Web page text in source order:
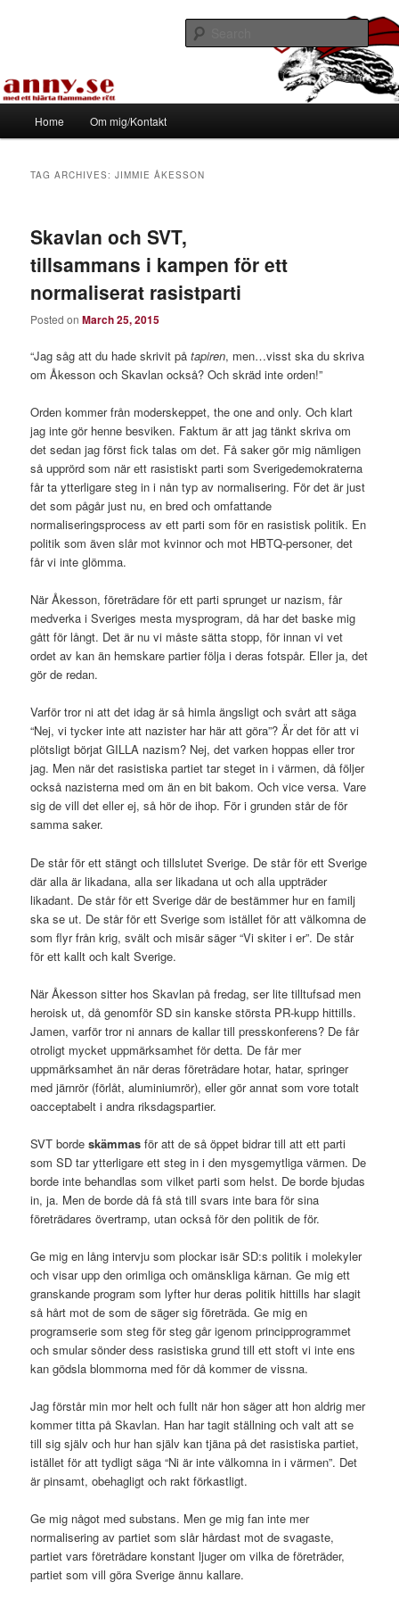
Tapirhen
Home Om mig/Kontakt
TAG ARCHIVES:JIMMIE ÅKESSON
Skavlan och SVT,
tillsammans i kampen för ett
normaliserat rasistparti
Posted onMarch 25, 2015
“Jag såg att du hade skrivit påtapiren, men…visst ska du skriva
om Åkesson och Skavlan också? Och skräd inte orden!”
Orden kommer från moderskeppet, the one and only. Och klart
jag inte gör henne besviken. Faktum är att jag tänkt skriva om
det sedan jag först fick talas om det. Få saker gör mig nämligen
så upprörd som när ett rasistiskt parti som Sverigedemokraterna
får ta ytterligare steg in i nån typ av normalisering. För det är just
det som pågår just nu, en bred och omfattande
normaliseringsprocess av ett parti som för en rasistisk politik. En
politik som även slår mot kvinnor och mot HBTQ-personer, det
får vi inte glömma.
När Åkesson, företrädare för ett parti sprunget ur nazism, får
medverka i Sveriges mesta mysprogram, då har det baske mig
gått för långt. Det är nu vi måste sätta stopp, för innan vi vet
ordet av kan än hemskare partier följa i deras fotspår. Eller ja, det
gör de redan.
Varför tror ni att det idag är så himla ängsligt och svårt att säga
“Nej, vi tycker inte att nazister har här att göra”? Är det för att vi
plötsligt börjat GILLA nazism? Nej, det varken hoppas eller tror
jag. Men när det rasistiska partiet tar steget in i värmen, då följer
också nazisterna med om än en bit bakom. Och vice versa. Vare
sig de vill det eller ej, så hör de ihop. För i grunden står de för
samma saker.
De står för ett stängt och tillslutet Sverige. De står för ett Sverige
där alla är likadana, alla ser likadana ut och alla uppträder
likadant. De står för ett Sverige där de bestämmer hur en familj
ska se ut. De står för ett Sverige som istället för att välkomna de
som flyr från krig, svält och misär säger “Vi skiter i er”. De står
för ett kallt och kalt Sverige.
När Åkesson sitter hos Skavlan på fredag, ser lite tilltufsad men
heroisk ut, då genomför SD sin kanske största PR-kupp hittills.
Jamen, varför tror ni annars de kallar till presskonferens? De får
otroligt mycket uppmärksamhet för detta. De får mer
uppmärksamhet än när deras företrädare hotar, hatar, springer
med järnrör (förlåt, aluminiumrör), eller gör annat som vore totalt
oacceptabelt i andra riksdagspartier.
SVT bordeskämmas för att de så öppet bidrar till att ett parti
som SD tar ytterligare ett steg in i den mysgemytliga värmen. De
borde inte behandlas som vilket parti som helst. De borde bjudas
in, ja. Men de borde då få stå till svars inte bara för sina
företrädares övertramp, utan också för den politik de för.
Ge mig en lång intervju som plockar isär SD:s politik i molekyler
och visar upp den orimliga och omänskliga kärnan. Ge mig ett
granskande program som lyfter hur deras politik hittills har slagit
så hårt mot de som de säger sig företräda. Ge mig en
programserie som steg för steg går igenom principprogrammet
och smular sönder dess rasistiska grund till ett stoft vi inte ens
kan gödsla blommorna med för då kommer de vissna.
Jag förstår min mor helt och fullt när hon säger att hon aldrig mer
kommer titta på Skavlan. Han har tagit ställning och valt att se
till sig själv och hur han själv kan tjäna på det rasistiska partiet,
istället för att tydligt säga “Ni är inte välkomna in i värmen”. Det
är pinsamt, obehagligt och rakt förkastligt.
Ge mig något med substans. Men ge mig fan inte mer
normalisering av partiet som slår hårdast mot de svagaste,
partiet vars företrädare konstant ljuger om vilka de företräder,
partiet som vill göra Sverige ännu kallare.